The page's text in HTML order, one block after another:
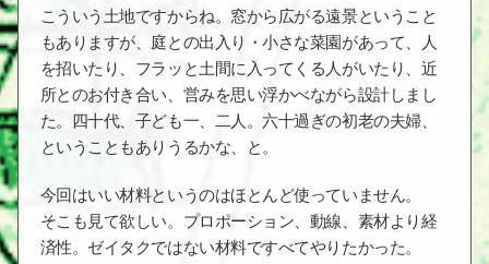
こういう土地ですからね。窓から広がる遠景ということ
もありますが、庭との出入り・小さな菜園があって、人
を招いたり、フラッと土間に入ってくる人がいたり、近
所とのお付き合い、営みを思い浮かべながら設計しまし
た。四十代、子ども一、二人。六十過ぎの初老の夫婦、
ということもありうるかな、と。
今回はいい材料というのはほとんど使っていません。
そこも見て欲しい。プロポーション、動線、素材より経
済性。ゼイタクではない材料ですべてやりたかった。